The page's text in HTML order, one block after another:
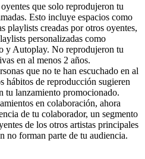
oyentes que solo reprodujeron tu
Esto incluye espacios como
playlists creadas por otros oyentes,
personalizadas como
y Autoplay. No reprodujeron tu
en al menos 2 años.
que no te han escuchado en al
hábitos de reproducción sugieren
tu lanzamiento promocionado.
en colaboración, ahora
de tu colaborador, un segmento
de los otros artistas principales
no forman parte de tu audiencia.